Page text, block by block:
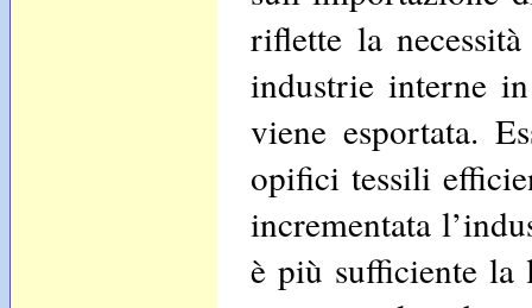
riflette la
industrie interne
viene esportata.
opifici tessili
incrementata
è più sufficiente la